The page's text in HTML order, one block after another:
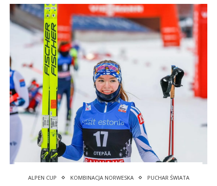
ALPEN CUP KOMBINACJA NORWESKA PUCHAR ŚWIATA